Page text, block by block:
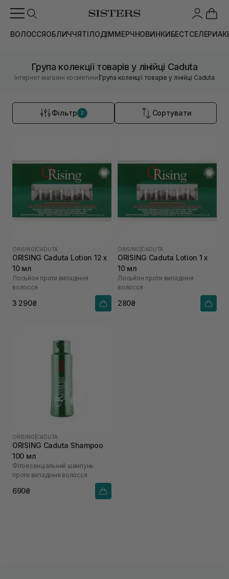
ВОЛОССЯОБЛИЧЧЯТІЛОДІММЕРЧНОВИНКИБЕСТСЕЛЕРИ
Група колекції товарів у лінійці Caduta
Інтернет магазин косметики |Група колекції товарів у лінійці Caduta
Фільтр 2 Сортувати
ORISING CADUTA
ORISING Caduta Lotion 12 х
10 мл
Лосьйон проти випадіння
волосся
3 290₴
ORISING CADUTA
ORISING Caduta Lotion 1 х
10 мл
Лосьйон проти випадіння
волосся
280₴
ORISING CADUTA
ORISING Caduta Shampoo
100 мл
Фітоесенціальний шампунь
проти випадіння волосся
690₴